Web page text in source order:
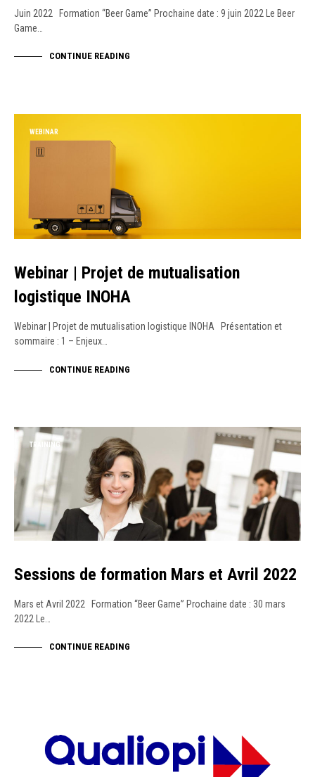
Juin 2022 Formation “Beer Game” Prochaine date : 9 juin 2022 Le Beer
Game…
CONTINUE READING
WEBINAR
Webinar | Projet de mutualisation
logistique INOHA
Webinar | Projet de mutualisation logistique INOHA Présentation et
sommaire : 1 – Enjeux…
CONTINUE READING
TRAINING
Sessions de formation Mars et Avril 2022
Mars et Avril 2022 Formation “Beer Game” Prochaine date : 30 mars
2022 Le…
CONTINUE READING